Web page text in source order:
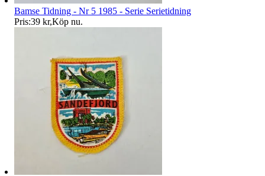
Bamse Tidning - Nr 5 1985 - Serie Serietidning
Pris:39 kr,Köp nu.